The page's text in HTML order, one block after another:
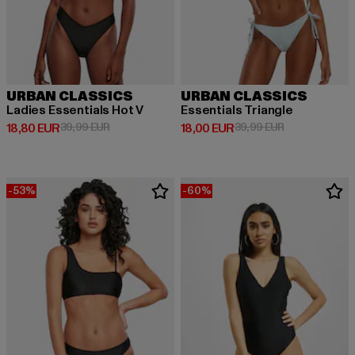
URBAN CLASSICS
Ladies Essentials Hot V
18,80 EUR
Derzeitiger Preis: 18,80 EUR
39,99 EURAktionspreis: 39,99 EUR
URBAN CLASSICS
Essentials Triangle
18,00 EUR
Derzeitiger Preis: 18,00 EUR
39,99 EURAktionspreis:
-53% -60%